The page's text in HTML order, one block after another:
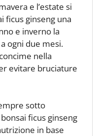
e l’estate si
ficus ginseng una
e inverno la
ogni due mesi.
nella
evitare bruciature
sotto
ficus ginseng
in base